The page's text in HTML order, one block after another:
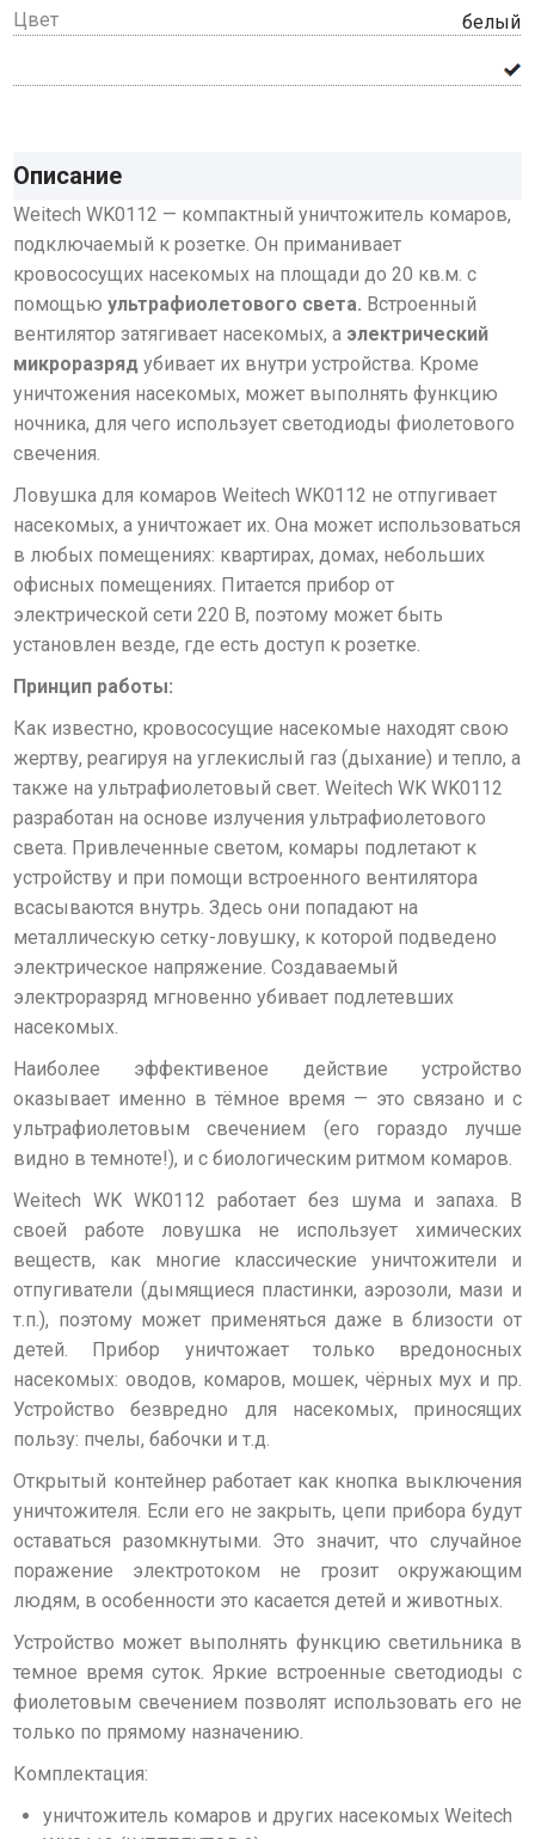
Цвет белый
Описание
Weitech WK0112 — компактный уничтожитель комаров,
подключаемый к розетке. Он приманивает
кровососущих насекомых на площади до 20 кв.м. с
помощьюультрафиолетового света. Встроенный
вентилятор затягивает насекомых, а электрический
микроразряд убивает их внутри устройства. Кроме
уничтожения насекомых, может выполнять функцию
ночника, для чего использует светодиоды фиолетового
свечения.
Ловушка для комаров Weitech WK0112 не отпугивает
насекомых, а уничтожает их. Она может использоваться
в любых помещениях: квартирах, домах, небольших
офисных помещениях. Питается прибор от
электрической сети 220 В, поэтому может быть
установлен везде, где есть доступ к розетке.
Принцип работы:
Как известно, кровососущие насекомые находят свою
жертву, реагируя на углекислый газ (дыхание) и тепло, а
также на ультрафиолетовый свет. Weitech WK WK0112
разработан на основе излучения ультрафиолетового
света. Привлеченные светом, комары подлетают к
устройству и при помощи встроенного вентилятора
всасываются внутрь. Здесь они попадают на
металлическую сетку-ловушку, к которой подведено
электрическое напряжение. Создаваемый
электроразряд мгновенно убивает подлетевших
насекомых.
Наиболее эффективеное действие устройство
оказывает именно в тёмное время — это связано и с
ультрафиолетовым свечением (его гораздо лучше
видно в темноте!), и с биологическим ритмом комаров.
Weitech WK WK0112 работает без шума и запаха. В
своей работе ловушка не использует химических
веществ, как многие классические уничтожители и
отпугиватели (дымящиеся пластинки, аэрозоли, мази и
т.п.), поэтому может применяться даже в близости от
детей. Прибор уничтожает только вредоносных
насекомых: оводов, комаров, мошек, чёрных мух и пр.
Устройство безвредно для насекомых, приносящих
пользу: пчелы, бабочки и т.д.
Открытый контейнер работает как кнопка выключения
уничтожителя. Если его не закрыть, цепи прибора будут
оставаться разомкнутыми. Это значит, что случайное
поражение электротоком не грозит окружающим
людям, в особенности это касается детей и животных.
Устройство может выполнять функцию светильника в
темное время суток. Яркие встроенные светодиоды с
фиолетовым свечением позволят использовать его не
только по прямому назначению.
Комплектация:
уничтожитель комаров и других насекомых Weitech